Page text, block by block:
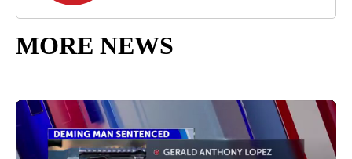
MORE NEWS